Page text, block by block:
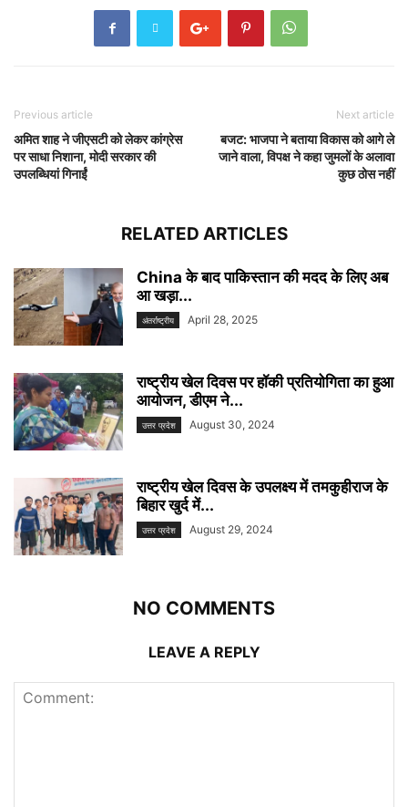
Previous article
अमित शाह ने जीएसटी को लेकर कांग्रेस
पर साधा निशाना, मोदी सरकार की
उपलब्धियां गिनाईं
Next article
बजट: भाजपा ने बताया विकास को आगे ले
जाने वाला, विपक्ष ने कहा जुमलों के अलावा
कुछ ठोस नहीं
RELATED ARTICLES
China के बाद पाकिस्तान की मदद के लिए अब
आ खड़ा...
अंतर्राष्ट्रीय April 28, 2025
राष्ट्रीय खेल दिवस पर हॉकी प्रतियोगिता का हुआ
आयोजन, डीएम ने...
उत्तर प्रदेश August 30, 2024
राष्ट्रीय खेल दिवस के उपलक्ष्य में तमकुहीराज के
बिहार खुर्द में...
उत्तर प्रदेश August 29, 2024
NO COMMENTS
LEAVE A REPLY